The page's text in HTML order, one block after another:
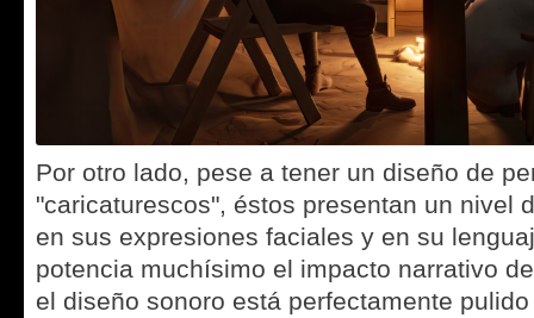
Por otro lado, pese a tener un diseño de
"caricaturescos", éstos presentan un nivel
en sus expresiones faciales y en su
potencia muchísimo el impacto narrativo
el diseño sonoro está perfectamente